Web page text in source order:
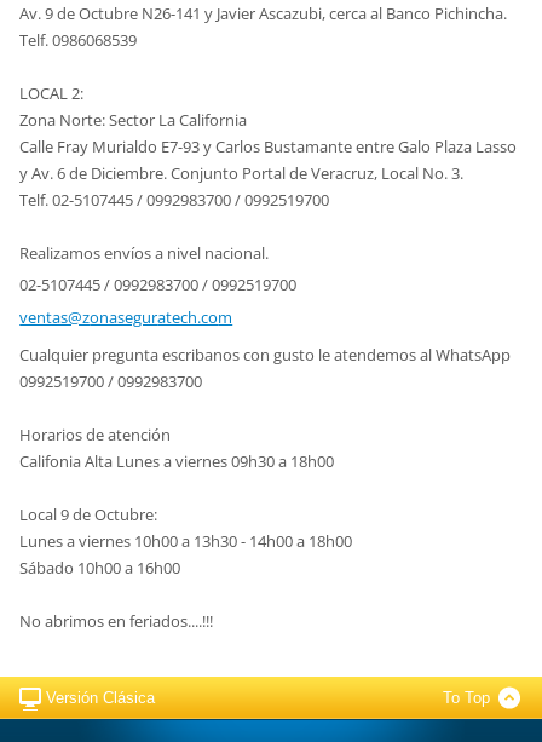
Av. 9 de Octubre N26-141 y Javier Ascazubi, cerca al Banco Pichincha.
Telf. 0986068539
LOCAL 2:
Zona Norte: Sector La California
Calle Fray Murialdo E7-93 y Carlos Bustamante entre Galo Plaza Lasso
y Av. 6 de Diciembre. Conjunto Portal de Veracruz, Local No. 3.
Telf. 02-5107445 / 0992983700 / 0992519700
Realizamos envíos a nivel nacional.
02-5107445 / 0992983700 / 0992519700
ventas@zonaseguratech.com
Cualquier pregunta escribanos con gusto le atendemos al WhatsApp
0992519700 / 0992983700
Horarios de atención
Califonia Alta Lunes a viernes 09h30 a 18h00
Local 9 de Octubre:
Lunes a viernes 10h00 a 13h30 - 14h00 a 18h00
Sábado 10h00 a 16h00
No abrimos en feriados....!!!
Versión Clásica To Top